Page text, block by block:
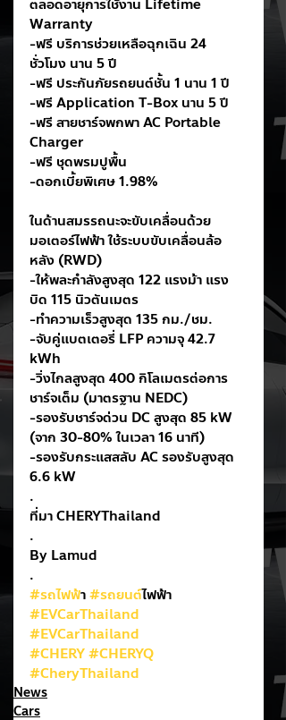
ตลอดอายุการใช้งาน Lifetime
Warranty
-ฟรี บริการช่วยเหลือฉุกเฉิน 24
ชั่วโมง นาน 5 ปี
-ฟรี ประกันภัยรถยนต์ชั้น 1 นาน 1 ปี
-ฟรี Application T-Box นาน 5 ปี
-ฟรี สายชาร์จพกพา AC Portable
Charger
-ฟรี ชุดพรมปูพื้น
-ดอกเบี้ยพิเศษ 1.98%
ในด้านสมรรถนะจะขับเคลื่อนด้วย
มอเตอร์ไฟฟ้า ใช้ระบบขับเคลื่อนล้อ
หลัง (RWD)
-ให้พละกำลังสูงสุด 122 แรงม้า แรง
บิด 115 นิวตันเมตร
-ทำความเร็วสูงสุด 135 กม./ชม.
-จับคู่แบตเตอรี่ LFP ความจุ 42.7
kWh
-วิ่งไกลสูงสุด 400 กิโลเมตรต่อการ
ชาร์จเต็ม (มาตรฐาน NEDC)
-รองรับชาร์จด่วน DC สูงสุด 85 kW
(จาก 30-80% ในเวลา 16 นาที)
-รองรับกระแสสลับ AC รองรับสูงสุด
6.6 kW
.
ที่มา CHERYThailand
.
By Lamud
.
#รถไฟฟ้า #รถยนต์ไฟฟ้า
#EVCarThailand
#EVCarThailand
#CHERY#CHERYQ
#CheryThailand
News
Cars